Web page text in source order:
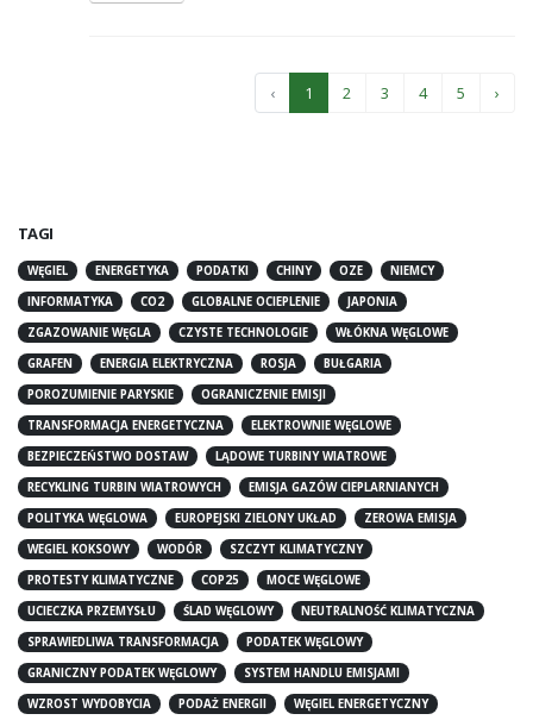
‹ 1 2 3 4 5 ›
TAGI
WĘGIEL ENERGETYKA PODATKI CHINY OZE
NIEMCY
INFORMATYKA
CO2 GLOBALNE OCIEPLENIE
JAPONIA
ZGAZOWANIE WĘGLA
CZYSTE TECHNOLOGIE
WŁÓKNA WĘGLOWE
GRAFEN
ENERGIA ELEKTRYCZNA ROSJA
BUŁGARIA
POROZUMIENIE PARYSKIE
OGRANICZENIE EMISJI
TRANSFORMACJA ENERGETYCZNA
ELEKTROWNIE WĘGLOWE
BEZPIECZEŃSTWO DOSTAW
LĄDOWE TURBINY WIATROWE
RECYKLING TURBIN WIATROWYCH
EMISJA GAZÓW CIEPLARNIANYCH
POLITYKA WĘGLOWA
EUROPEJSKI ZIELONY UKŁAD
ZEROWA EMISJA
WEGIEL KOKSOWY
WODÓR
SZCZYT KLIMATYCZNY
PROTESTY KLIMATYCZNE
COP25
MOCE WĘGLOWE
UCIECZKA PRZEMYSŁU
ŚLAD WĘGLOWY
NEUTRALNOŚĆ KLIMATYCZNA
SPRAWIEDLIWA TRANSFORMACJA
PODATEK WĘGLOWY
GRANICZNY PODATEK WĘGLOWY
SYSTEM HANDLU EMISJAMI
WZROST WYDOBYCIA
PODAŻ ENERGII
WĘGIEL ENERGETYCZNY